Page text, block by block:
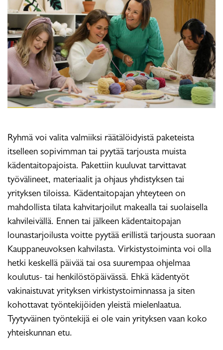
Ryhmä voi valita valmiiksi räätälöidyistä paketeista
itselleen sopivimman tai pyytää tarjousta muista
kädentaitopajoista. Pakettiin kuuluvat tarvittavat
työvälineet, materiaalit ja ohjaus yhdistyksen tai
yrityksen tiloissa. Kädentaitopajan yhteyteen on
mahdollista tilata kahvitarjoilut makealla tai suolaisella
kahvileivällä. Ennen tai jälkeen kädentaitopajan
lounastarjoilusta voitte pyytää erillistä tarjousta suoraan
Kauppaneuvoksen kahvilasta. Virkistystoiminta voi olla
hetki keskellä päivää tai osa suurempaa ohjelmaa
koulutus- tai henkilöstöpäivässä. Ehkä kädentyöt
vakinaistuvat yrityksen virkistystoiminnassa ja siten
kohottavat työntekijöiden yleistä mielenlaatua.
Tyytyväinen työntekijä ei ole vain yrityksen vaan koko
yhteiskunnan etu.